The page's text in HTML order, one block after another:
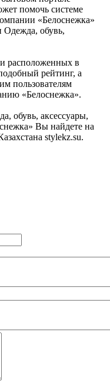
помочь системе
«Белоснежка»
Одежда, обувь,
расположенных в
рейтинг, а
пользователям
«Белоснежка».
обувь, аксессуары,
Вы найдете на
stylekz.su.